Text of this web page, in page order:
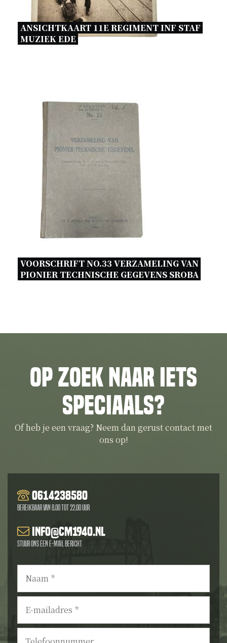
ANSICHTKAART 11E REGIMENT INF STAF
MUZIEK EDE
VOORSCHRIFT NO.33 VERZAMELING VAN
PIONIER TECHNISCHE GEGEVENS SROBA
Op zoek naar iets
speciaals?
Of heb je een vraag? Neem dan gerust contact met
ons op!
0614238580
Bereikbaar van 8.00 tot 22.00 uur
info@cm1940.nl
Stuur ons een e-mail bericht
mailadres *